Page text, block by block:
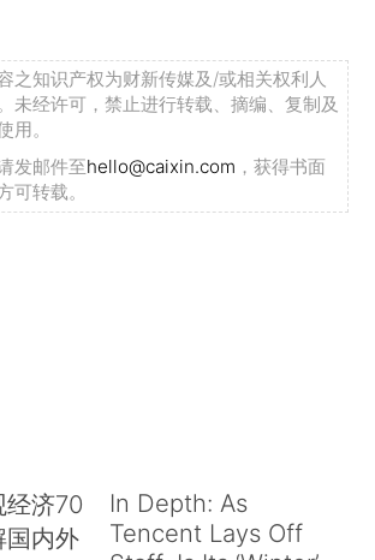
之知识产权为财新传媒及/或相关权利人
未经许可，禁止进行转载、摘编、复制及
用。
发邮件至hello@caixin.com ，获得书面
可转载。
经济70
国内外
In Depth: As
Tencent Lays Off